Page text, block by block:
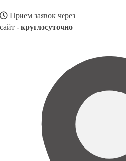
Прием заявок через
сайт - круглосуточно